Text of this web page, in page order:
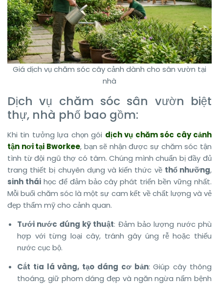
Giá dịch vụ chăm sóc cây cảnh dành cho sân vườn tại
nhà
Dịch vụ chăm sóc sân vườn biệt
thự, nhà phố bao gồm:
Khi tin tưởng lựa chọn gói dịch vụ chăm sóc cây cảnh
tận nơi tại Bworkee, bạn sẽ nhận được sự chăm sóc tận
tình từ đội ngũ thợ có tâm. Chúng mình chuẩn bị đầy đủ
trang thiết bị chuyên dụng và kiến thức về thổ nhưỡng,
sinh tháihọc để đảm bảo cây phát triển bền vững nhất.
Mỗi buổi chăm sóc là một sự cam kết về chất lượng và vẻ
đẹp thẩm mỹ cho cảnh quan.
Tưới nước đúng kỹ thuật: Đảm bảo lượng nước phù
hợp với từng loại cây, tránh gây úng rễ hoặc thiếu
nước cục bộ.
Cắt tỉa lá vàng, tạo dáng cơ bản: Giúp cây thông
thoáng, giữ phom dáng đẹp và ngăn ngừa nấm bệnh